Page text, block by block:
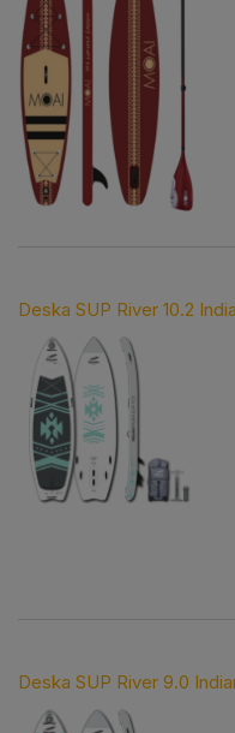
Deska SUP River 10.2
Deska SUP River 9.0